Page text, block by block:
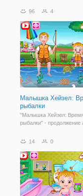
96 4
Малышка Хейзел:
рыбалки
"Малышка Хейзел:
рыбалки" - продолжение
продолжаем
девочка решила
рыбалку вместе со
мы поможем им
14 0